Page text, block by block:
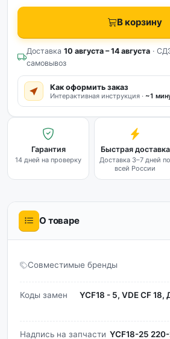
В корзину
Доставка 10 августа – 14 августа ·
самовывоз
Как оформить заказ
Интерактивная инструкция · ~1
Гарантия
14 дней на проверку
Быстрая доставка
Доставка 3–7 дней по
всей России
О товаре
Совместимые бренды
Коды замен
YCF18 - 5, VDE CF
Надпись на запчасти YCF18-25